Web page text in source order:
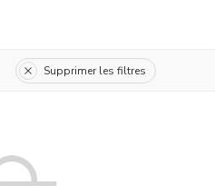
Supprimer les filtres